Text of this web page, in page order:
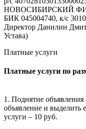
НОВОСИБИРСКИЙ
БИК 045004740, к/с
Директор Данилин
Устава)
Платные услуги
Платные услуги по
1. Поднятие
объявление и выделить
услуги – 10 руб.